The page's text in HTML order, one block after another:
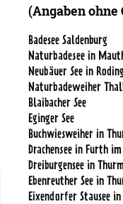
(Angaben
Badesee Saldenburg
Naturbadesee in
Neubäuer See in
Naturbadeweiher
Blaibacher See
Eginger See
Buchwiesweiher in
Drachensee in Furth
Dreiburgensee in
Ebenreuther See in
Eixendorfer Stausee